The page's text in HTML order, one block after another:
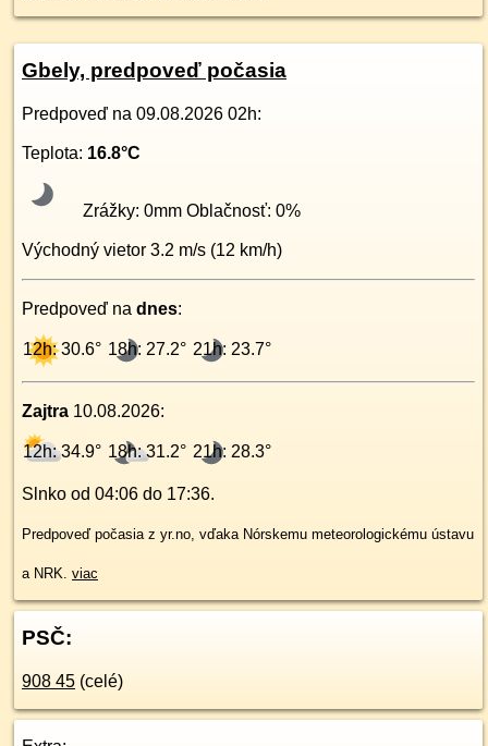
Gbely, predpoveď počasia
Predpoveď na 09.08.2026 02h:
Teplota: 16.8°C
Zrážky: 0mm Oblačnosť: 0%
Východný vietor 3.2 m/s (12 km/h)
Predpoveď na dnes:
12h: 30.6° 18h: 27.2° 21h: 23.7°
Zajtra 10.08.2026:
12h: 34.9° 18h: 31.2° 21h: 28.3°
Slnko od 04:06 do 17:36.
Predpoveď počasia z yr.no, vďaka Nórskemu meteorologickému ústavu
a NRK. viac
PSČ:
908 45 (celé)